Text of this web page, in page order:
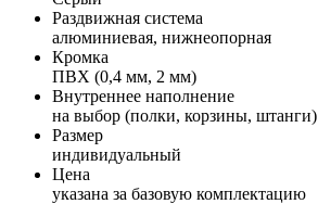
Раздвижная система
алюминиевая, нижнеопорная
Кромка
ПВХ (0,4 мм, 2 мм)
Внутреннее наполнение
на выбор (полки, корзины, штанги)
Размер
индивидуальный
Цена
указана за базовую комплектацию